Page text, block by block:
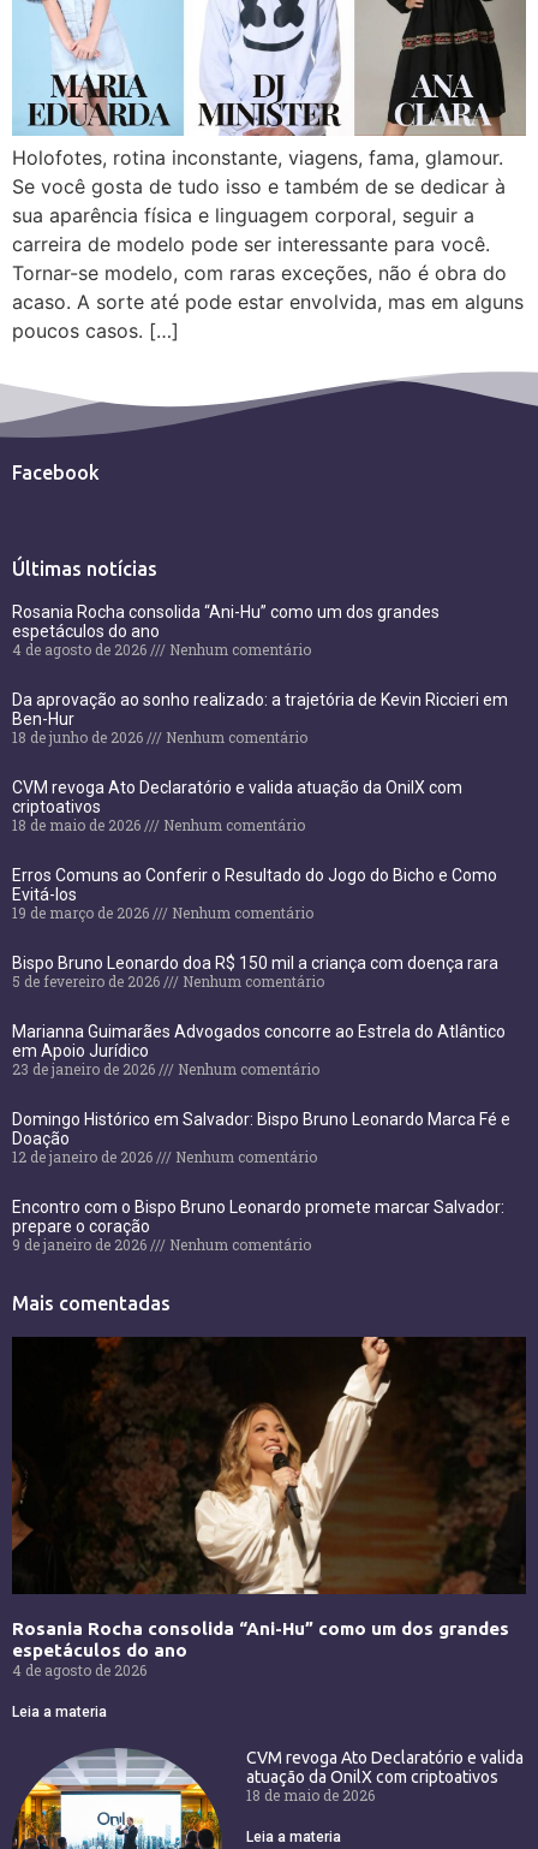
Holofotes, rotina inconstante, viagens, fama, glamour.
Se você gosta de tudo isso e também de se dedicar à
sua aparência física e linguagem corporal, seguir a
carreira de modelo pode ser interessante para você.
Tornar-se modelo, com raras exceções, não é obra do
acaso. A sorte até pode estar envolvida, mas em alguns
poucos casos. […]
Facebook
Últimas notícias
Rosania Rocha consolida “Ani-Hu” como um dos grandes
espetáculos do ano
4 de agosto de 2026
Nenhum comentário
Da aprovação ao sonho realizado: a trajetória de Kevin Riccieri em
Ben-Hur
18 de junho de 2026
Nenhum comentário
CVM revoga Ato Declaratório e valida atuação da OnilX com
criptoativos
18 de maio de 2026
Nenhum comentário
Erros Comuns ao Conferir o Resultado do Jogo do Bicho e Como
Evitá-los
19 de março de 2026
Nenhum comentário
Bispo Bruno Leonardo doa R$ 150 mil a criança com doença rara
5 de fevereiro de 2026
Nenhum comentário
Marianna Guimarães Advogados concorre ao Estrela do Atlântico
em Apoio Jurídico
23 de janeiro de 2026
Nenhum comentário
Domingo Histórico em Salvador: Bispo Bruno Leonardo Marca Fé e
Doação
12 de janeiro de 2026
Nenhum comentário
Encontro com o Bispo Bruno Leonardo promete marcar Salvador:
prepare o coração
9 de janeiro de 2026
Nenhum comentário
Mais comentadas
Rosania Rocha consolida “Ani-Hu” como um dos grandes
espetáculos do ano
4 de agosto de 2026
Leia a materia
CVM revoga Ato Declaratório e valida
atuação da OnilX com criptoativos
18 de maio de 2026
Leia a materia